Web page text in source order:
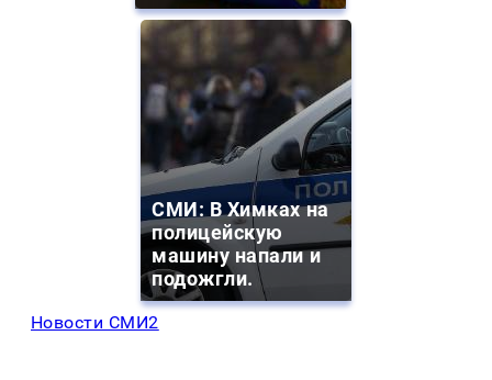
СМИ: В Химках на
полицейскую
машину напали и
подожгли.
Новости СМИ2